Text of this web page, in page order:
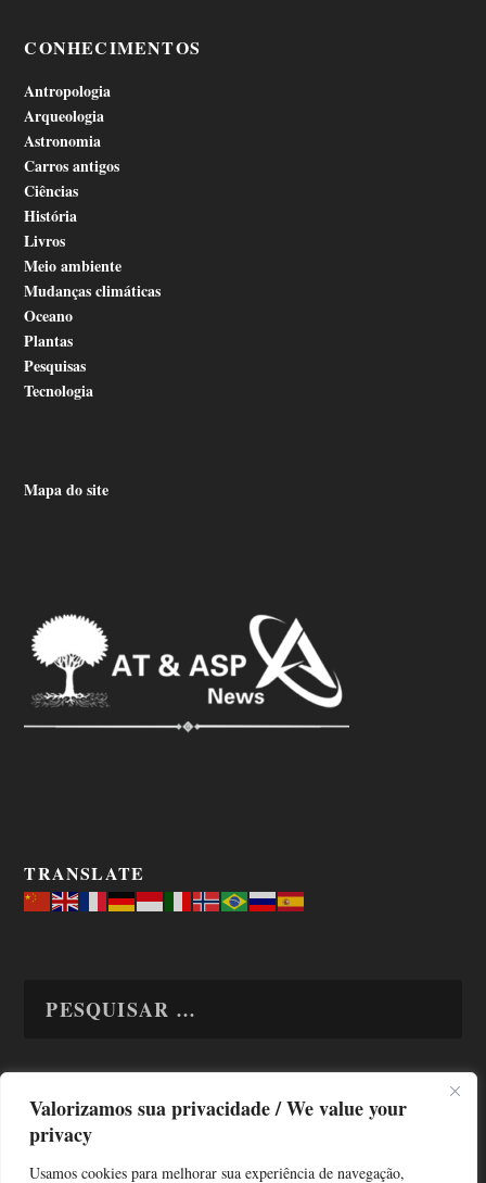
Valorizamos sua privacidade / We value your
privacy
Usamos cookies para melhorar sua experiência de navegação,
CONHECIMENTOS
Antropologia
Arqueologia
Astronomia
Carros antigos
Ciências
História
Livros
Meio ambiente
Mudanças climáticas
Oceano
Plantas
Pesquisas
Tecnologia
Mapa do site
TRANSLATE
TODAS OS ASSUNTOS